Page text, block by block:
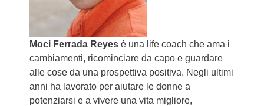
Moci Ferrada Reyes è una life coach che ama i
cambiamenti, ricominciare da capo e guardare
alle cose da una prospettiva positiva. Negli ultimi
anni ha lavorato per aiutare le donne a
potenziarsi e a vivere una vita migliore,